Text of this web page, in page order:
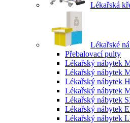
Lékařská
Lékařské
Přebalovací pulty
Lékařský nábytek
Lékařský nábytek
Lékařský nábytek
Lékařský nábytek
Lékařský nábytek
Lékařský nábytek
Lékařský nábytek